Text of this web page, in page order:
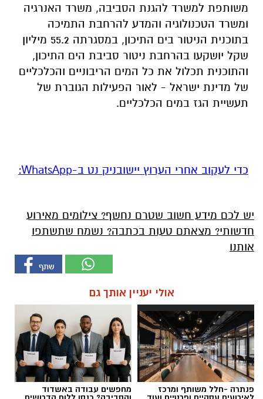
משותפת למשרד להגנת הסביבה, משרד האנרגיה
ומשרד הטכנולוגיה והמדע להרחבת התמיכה
בתוכנית הניטור בים התיכון, במסגרתה
55.2 מיליון
שקל יושקעו בהרחבת ניטור סביבת הים התיכון,
והתוכנית תכלול את כל המים הריבוניים והכלכליים
של מדינת ישראל - לאור הפעילות הגוברת של
תעשיית הגז במים הכלכליים.
‏כדי לעקוב אחרי הערוץ יישובניק נט ב-WhatsApp:‏‏‏
יש לכם מידע חשוב שטרם נחשף? צילומים מאירוע
חדשותי? מצאתם טעות בכתבה? נשמח שתשתפו
אותנו
אולי יעניין אותך גם
פנתרה -חלל משותף ומרכז מחפשים עבודה באשדוד